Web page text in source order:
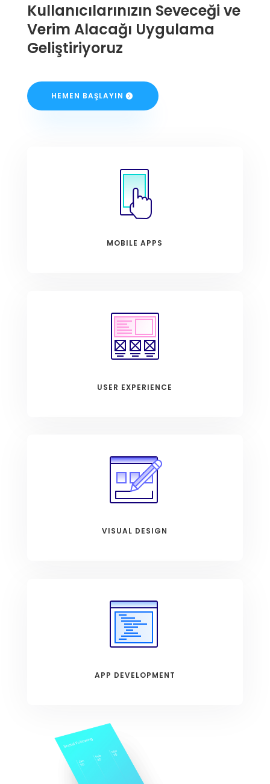
Kullanıcılarınızın Seveceği ve
Verim Alacağı Uygulama
Geliştiriyoruz
HEMEN BAŞLAYIN
MOBILE APPS
USER EXPERIENCE
VISUAL DESIGN
APP DEVELOPMENT